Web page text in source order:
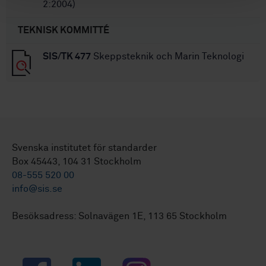
2:2004)
TEKNISK KOMMITTÉ
SIS/TK 477 Skeppsteknik och Marin Teknologi
Svenska institutet för standarder
Box 45443, 104 31 Stockholm
08-555 520 00
info@sis.se
Besöksadress: Solnavägen 1E, 113 65 Stockholm
Facebook LinkedIn Instagram